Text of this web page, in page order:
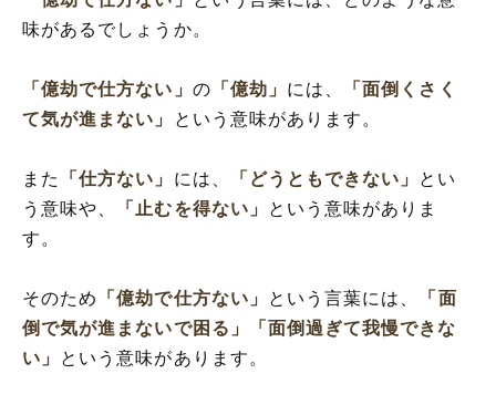
味があるでしょうか。
「億劫で仕方ない」 の 「億劫」 には、
「面倒くさく
て気が進まない」
という意味があります。
また 「仕方ない」 には、 「どうともできない」 とい
う意味や、
「止むを得ない」
という意味がありま
す。
そのため 「億劫で仕方ない」 という言葉には、
「面
倒で気が進まないで困る」
「面倒過ぎて我慢できな
い」
という意味があります。